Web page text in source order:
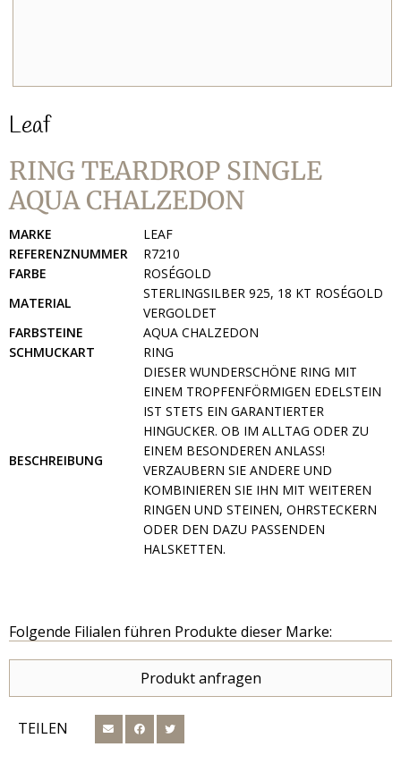
Leaf
RING TEARDROP SINGLE
AQUA CHALZEDON
MARKE
LEAF
REFERENZNUMMER
R7210
FARBE
ROSÉGOLD
MATERIAL
STERLINGSILBER 925, 18 KT ROSÉGOLD
VERGOLDET
FARBSTEINE
AQUA CHALZEDON
SCHMUCKART
RING
BESCHREIBUNG
DIESER WUNDERSCHÖNE RING MIT
EINEM TROPFENFÖRMIGEN EDELSTEIN
IST STETS EIN GARANTIERTER
HINGUCKER. OB IM ALLTAG ODER ZU
EINEM BESONDEREN ANLASS!
VERZAUBERN SIE ANDERE UND
KOMBINIEREN SIE IHN MIT WEITEREN
RINGEN UND STEINEN, OHRSTECKERN
ODER DEN DAZU PASSENDEN
HALSKETTEN.
Folgende Filialen führen Produkte dieser Marke:
Produkt anfragen
TEILEN